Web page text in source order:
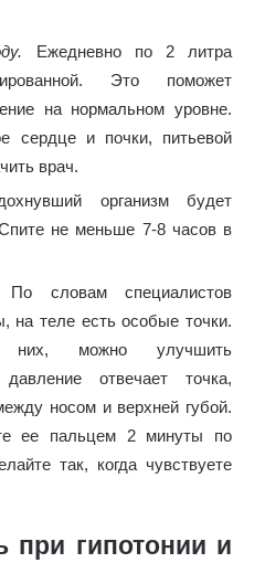
Ежедневно по 2 литра
Это поможет
на нормальном уровне.
сердце и почки, питьевой
врач.
организм будет
не меньше 7-8 часов в
словам специалистов
на теле есть особые точки.
них, можно улучшить
отвечает точка,
носом и верхней губой.
ее пальцем 2 минуты по
так, когда чувствуете
при гипотонии и